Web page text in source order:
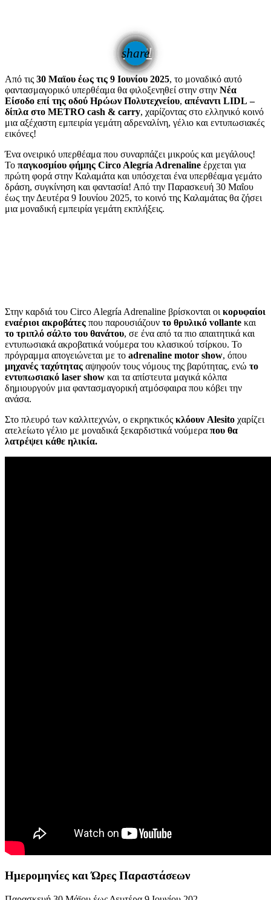
share
email
Από τις 30 Μαϊου έως τις 9 Ιουνίου 2025, το μοναδικό αυτό
φαντασμαγορικό υπερθέαμα θα φιλοξενηθεί στην στην Νέα
Είσοδο επί της οδού Ηρώων Πολυτεχνείου, απέναντι LIDL –
δίπλα στο METRO cash & carry, χαρίζοντας στο ελληνικό κοινό
μια αξέχαστη εμπειρία γεμάτη αδρεναλίνη, γέλιο και εντυπωσιακές
εικόνες!
Ένα ονειρικό υπερθέαμα που συναρπάζει μικρούς και μεγάλους!
Το παγκοσμίου φήμης Circo Alegría Adrenaline έρχεται για
πρώτη φορά στην Καλαμάτα και υπόσχεται ένα υπερθέαμα γεμάτο
δράση, συγκίνηση και φαντασία! Από την Παρασκευή 30 Μαΐου
έως την Δευτέρα 9 Ιουνίου 2025, το κοινό της Καλαμάτας θα ζήσει
μια μοναδική εμπειρία γεμάτη εκπλήξεις.
Στην καρδιά του Circo Alegría Adrenaline βρίσκονται οι κορυφαίοι
εναέριοι ακροβάτες που παρουσιάζουν το θρυλικό vollante και
το τριπλό σάλτο του θανάτου, σε ένα από τα πιο απαιτητικά και
εντυπωσιακά ακροβατικά νούμερα του κλασικού τσίρκου. Το
πρόγραμμα απογειώνεται με το adrenaline motor show, όπου
μηχανές ταχύτητας αψηφούν τους νόμους της βαρύτητας, ενώ το
εντυπωσιακό laser show και τα απίστευτα μαγικά κόλπα
δημιουργούν μια φαντασμαγορική ατμόσφαιρα που κόβει την
ανάσα.
Στο πλευρό των καλλιτεχνών, ο εκρηκτικός κλόουν Alesito χαρίζει
ατελείωτο γέλιο με μοναδικά ξεκαρδιστικά νούμερα που θα
λατρέψει κάθε ηλικία.
Ημερομηνίες και Ώρες Παραστάσεων